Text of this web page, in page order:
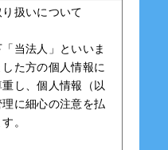
扱いについて
当法人」といいま
た方の個人情報に
し、個人情報（以
に細心の注意を払
。